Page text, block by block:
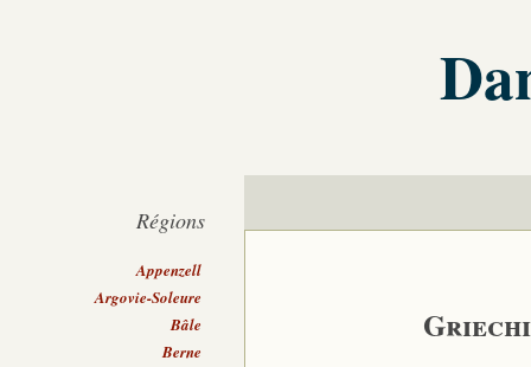
Régions
Appenzell
Argovie-Soleure
Bâle
Berne